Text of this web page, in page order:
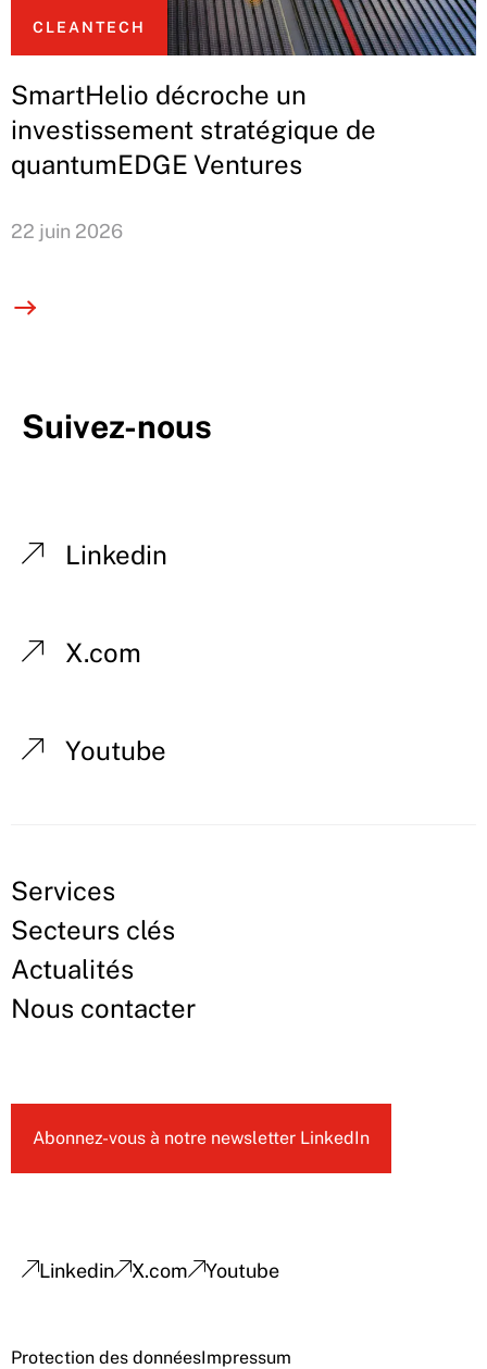
CLEANTECH
SmartHelio décroche un
investissement stratégique de
quantumEDGE Ventures
22 juin 2026
Suivez-nous
Linkedin
X.com
Youtube
Services
Secteurs clés
Actualités
Nous contacter
Abonnez-vous à notre newsletter LinkedIn
Linkedin X.com Youtube
Protection des donnéesImpressum